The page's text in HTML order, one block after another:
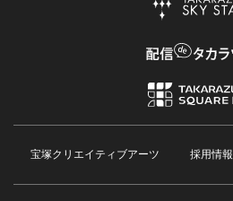
宝塚クリエイティブアーツ 採用情報